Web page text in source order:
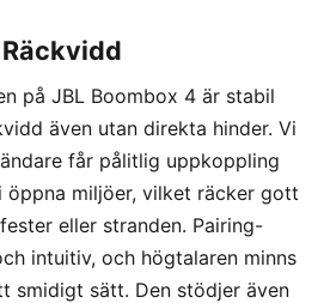
på JBL Boombox 4 är stabil
även utan direkta hinder. Vi
får pålitlig uppkoppling
miljöer, vilket räcker gott
eller stranden. Pairing-
intuitiv, och högtalaren minns
smidigt sätt. Den stödjer även